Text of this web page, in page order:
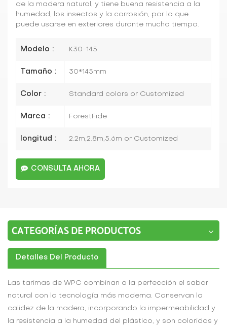
de la madera natural, y tiene buena resistencia a la
humedad, los insectos y la corrosión, por lo que
puede usarse en exteriores durante mucho tiempo.
Modelo : K30-145
Tamaño : 30*145mm
Color : Standard colors or Customized
Marca : ForestFide
longitud : 2.2m,2.8m,5.6m or Customized
CONSULTA AHORA
CATEGORÍAS DE PRODUCTOS
Detalles Del Producto
Las tarimas de WPC combinan a la perfección el sabor
natural con la tecnología más moderna. Conservan la
calidez de la madera, incorporando la impermeabilidad y
la resistencia a la humedad del plástico, y son coloridas y